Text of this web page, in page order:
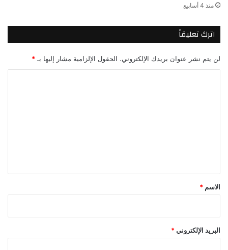
منذ 4 أسابيع
اترك تعليقاً
لن يتم نشر عنوان بريدك الإلكتروني. الحقول الإلزامية مشار إليها بـ *
*
الاسم *
البريد الإلكتروني *